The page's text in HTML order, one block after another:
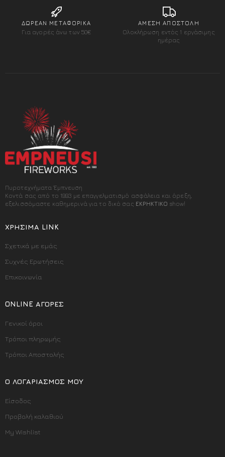
ΔΩΡΕΑΝ ΜΕΤΑΦΟΡΙΚΑ
Για αγορές άνω των 50€
ΑΜΕΣΗ ΑΠΟΣΤΟΛΗ
Ολοκλήρωση εντός 1 εργάσιμης
ημέρας
Πυροτεχνήματα Έμπνευση
Κοντά σας από το 1993 με επαγγελματισμό ασφάλεια και όρεξη,
εξελισσόμαστε καθημερινά για το δικό σας ΕΚΡΗΚΤΙΚΟ show!
ΧΡΉΣΙΜΑ LINK
Σχετικά με εμάς
Συχνές Ερωτήσεις
Επικοινωνία
ONLINE ΑΓΟΡΈΣ
Γενικοί όροι
Τρόποι πληρωμής
Τρόποι Αποστολής
Ο ΛΟΓΑΡΙΑΣΜΌΣ ΜΟΥ
Είσοδος
Προβολή καλαθιού
My Wishlist